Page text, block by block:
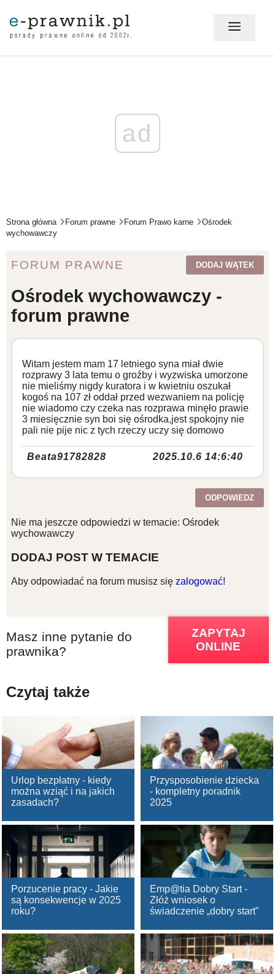
PORADY PRAWNE ONLINE
WZORY DOKUMENTÓW
FORUM PRAWNE
ad
Strona główna Forum prawne Forum Prawo karne
Ośrodek
wychowawczy
FORUM PRAWNE DODAJ WĄTEK
Ośrodek wychowawczy -
forum prawne
Witam jestem mam 17 letniego syna miał dwie
rozprawy 3 lata temu o groźby i wyzwiska umorzone
nie mieliśmy nigdy kuratora i w kwietniu oszukał
kogoś na 107 zł oddał przed wezwaniem na policję
nie wiadomo czy czeka nas rozprawa minęło prawie
3 miesięcznie syn boi się ośrodka,jest spokojny nie
pali nie pije nic z tych rzeczy uczy się domowo
Beata91782828 2025.10.6 14:6:40
ODPOWIEDZ
Nie ma jeszcze odpowiedzi w temacie: Ośrodek
wychowawczy
DODAJ POST W TEMACIE
Aby odpowiadać na forum musisz się zalogować!
Masz inne pytanie do
prawnika?
ZAPYTAJ
ONLINE
Czytaj także
Urlop bezpłatny - kiedy
można wziąć i na jakich
zasadach?
Przysposobienie dziecka
- kompletny poradnik
2025
Porzucenie pracy - Jakie
są konsekwencje w 2025
roku?
Emp@tia Dobry Start -
Złóż wniosek o
świadczenie „dobry start”